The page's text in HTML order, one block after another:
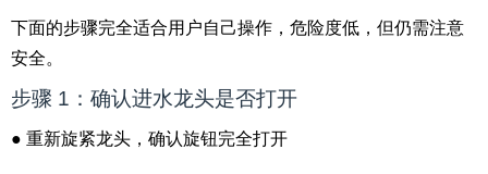
下面的步骤完全适合用户自己操作，危险度低，但仍需注意
安全。
步骤 1：确认进水龙头是否打开
● 重新旋紧龙头，确认旋钮完全打开